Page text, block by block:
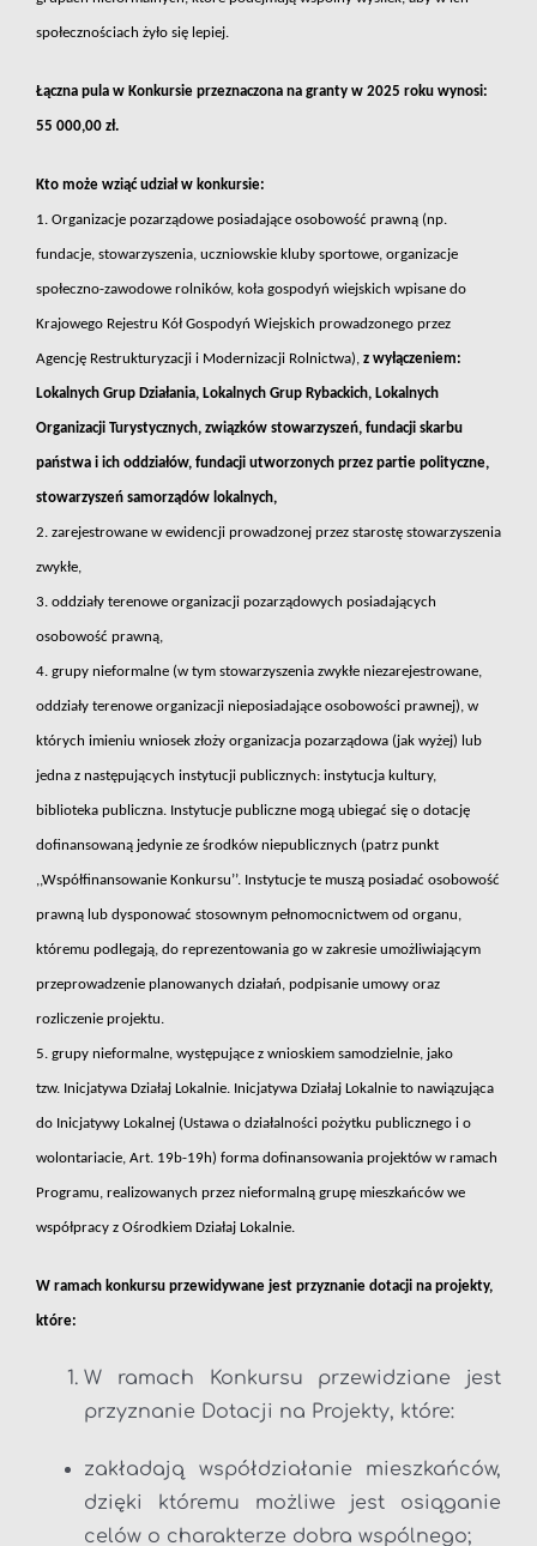
społecznościach żyło się lepiej.
Łączna pula w Konkursie przeznaczona na granty w 2025 roku wynosi:
55 000,00 zł.
Kto może wziąć udział w konkursie:
1. Organizacje pozarządowe posiadające osobowość prawną (np.
fundacje, stowarzyszenia, uczniowskie kluby sportowe, organizacje
społeczno-zawodowe rolników, koła gospodyń wiejskich wpisane do
Krajowego Rejestru Kół Gospodyń Wiejskich prowadzonego przez
Agencję Restrukturyzacji i Modernizacji Rolnictwa), z wyłączeniem:
Lokalnych Grup Działania, Lokalnych Grup Rybackich, Lokalnych
Organizacji Turystycznych, związków stowarzyszeń, fundacji skarbu
państwa i ich oddziałów, fundacji utworzonych przez partie polityczne,
stowarzyszeń samorządów lokalnych,
2. zarejestrowane w ewidencji prowadzonej przez starostę stowarzyszenia
zwykłe,
3. oddziały terenowe organizacji pozarządowych posiadających
osobowość prawną,
4. grupy nieformalne (w tym stowarzyszenia zwykłe niezarejestrowane,
oddziały terenowe organizacji nieposiadające osobowości prawnej), w
których imieniu wniosek złoży organizacja pozarządowa (jak wyżej) lub
jedna z następujących instytucji publicznych: instytucja kultury,
biblioteka publiczna. Instytucje publiczne mogą ubiegać się o dotację
dofinansowaną jedynie ze środków niepublicznych (patrz punkt
,,Współfinansowanie Konkursu’’. Instytucje te muszą posiadać osobowość
prawną lub dysponować stosownym pełnomocnictwem od organu,
któremu podlegają, do reprezentowania go w zakresie umożliwiającym
przeprowadzenie planowanych działań, podpisanie umowy oraz
rozliczenie projektu.
5. grupy nieformalne, występujące z wnioskiem samodzielnie, jako
tzw. Inicjatywa Działaj Lokalnie. Inicjatywa Działaj Lokalnie to nawiązująca
do Inicjatywy Lokalnej (Ustawa o działalności pożytku publicznego i o
wolontariacie, Art. 19b-19h) forma dofinansowania projektów w ramach
Programu, realizowanych przez nieformalną grupę mieszkańców we
współpracy z Ośrodkiem Działaj Lokalnie.
W ramach konkursu przewidywane jest przyznanie dotacji na projekty,
które:
W ramach Konkursu przewidziane jest
przyznanie Dotacji na Projekty, które:
zakładają współdziałanie mieszkańców,
dzięki któremu możliwe jest osiąganie
celów o charakterze dobra wspólnego;